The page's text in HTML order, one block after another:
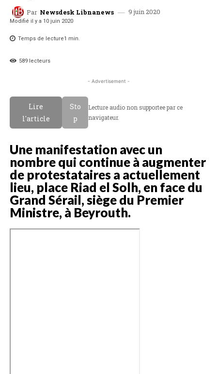
Par Newsdesk Libnanews 9 juin 2020
Modifié il y a 10 juin 2020
Temps de lecture1 min.
589 lecteurs
- Advertisement -
Lire
l'article
Sto
p
Lecture audio non supportee par ce
navigateur.
Une manifestation avec un
nombre qui continue à augmenter
de protestataires a actuellement
lieu, place Riad el Solh, en face du
Grand Sérail, siège du Premier
Ministre, à Beyrouth.